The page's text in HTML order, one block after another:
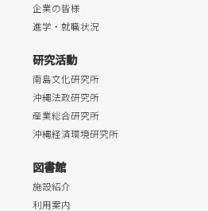
企業の皆様
進学・就職状況
研究活動
南島文化研究所
沖縄法政研究所
産業総合研究所
沖縄経済環境研究所
図書館
施設紹介
利用案内